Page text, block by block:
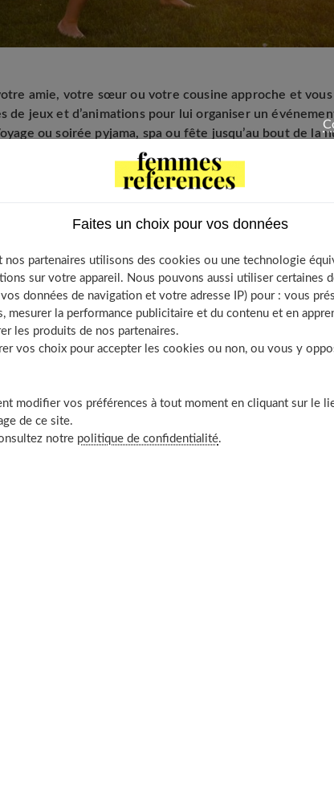
amie, votre sœur ou votre cousine approche et vous
de jeux et d’animations pour lui organiser un
ou soirée pyjama, spa ou fête jusqu’au bout de la
pour rendre la dernière soirée de célibataire de votre
un enterrement de vie de jeune fille
un enterrement de vie de jeune fille
entre copines
un EVJF fun
pour immortaliser l’enterrement de vie de jeune fille
l’Escape Game
un enterrement de vie de
pouvez tout à fait envisager une jolie plage vers chez
jolie maison de campagne avec piscine. Tourisme,
s’évader loin du quotidien de la mariée et de changer de
Faites un choix pour vos données
nos partenaires utilisons des cookies ou une technologie
sur votre appareil. Nous pouvons aussi utiliser certaines
données de navigation et votre adresse IP) pour : vous
mesurer la performance publicitaire et du contenu et en
les produits de nos partenaires.
vos choix pour accepter les cookies ou non, ou vous y
modifier vos préférences à tout moment en cliquant sur le
de ce site.
notre politique de confidentialité.